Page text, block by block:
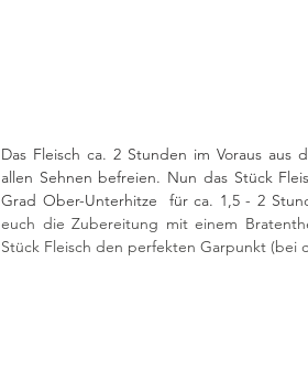
Das Fleisch ca. 2 Stunden im Voraus
allen Sehnen befreien. Nun das Stück
Grad Ober-Unterhitze  für ca. 1,5 - 2
euch die Zubereitung mit einem
Stück Fleisch den perfekten Garpunkt (bei